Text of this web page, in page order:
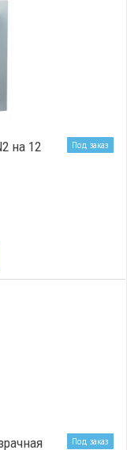
Под заказ
на 12
Под заказ